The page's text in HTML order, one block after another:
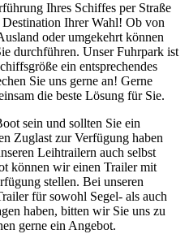
Ihres Schiffes per Straße
Ihrer Wahl! Ob von
oder umgekehrt können
durchführen. Unser Fuhrpark ist
ein entsprechendes
Sie uns gerne an! Gerne
die beste Lösung für Sie.
sein und sollten Sie ein
Zuglast zur Verfügung haben
Leihtrailern auch selbst
können wir einen Trailer mit
stellen. Bei unseren
für sowohl Segel- als auch
haben, bitten wir Sie uns zu
gerne ein Angebot.